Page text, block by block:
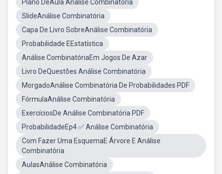
Plano DeAula Análise Combinatória
SlideAnálise Combinatória
Capa De Livro SobreAnálise Combinatória
Probabilidade EEstatística
Análise CombinatóriaEm Jogos De Azar
Livro DeQuestões Análise Combinatória
MorgadoAnálise Combinatória De Probabilidades PDF
FórmulaAnálise Combinatória
ExercíciosDe Análise Combinatória PDF
ProbabilidadeEp4 ✅ Análise Combinatória
Com Fazer Uma EsquemaE Árvore E Análise
Combinatória
AulasAnálise Combinatória